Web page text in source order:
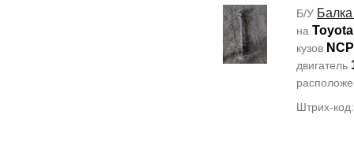
Б/У
на
кузов
двигатель
Штрих-